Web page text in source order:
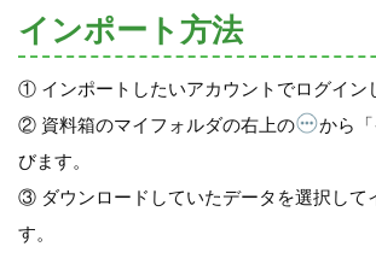
インポート方法
① インポートしたいアカウントでログイン
② 資料箱のマイフォルダの右上の
から
びます。
③ ダウンロードしていたデータを選択して
す。